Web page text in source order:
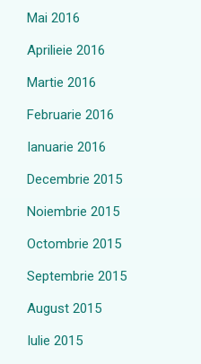
Mai 2016
Aprilieie 2016
Martie 2016
Februarie 2016
Ianuarie 2016
Decembrie 2015
Noiembrie 2015
Octombrie 2015
Septembrie 2015
August 2015
Iulie 2015